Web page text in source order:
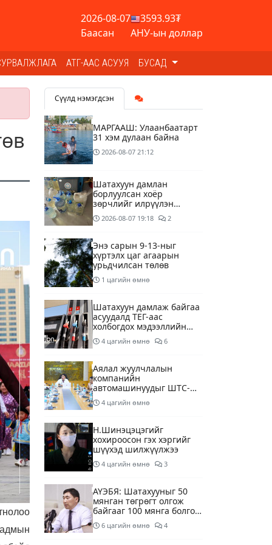
2026-08-07
Баасан
3593.93₮
АНУ-ын доллар
АТГ-ААС АСУУЯ БУСАД
Сүүлд нэмэгдсэн
МАРГААШ: Улаанбаатарт
31 хэм дулаан байна
2026-08-07 21:12
Шатахуун дамлан
борлуулсан хоёр
зөрчлийг илрүүлэн
шалгаж байна
2026-08-07 19:18 2
Энэ сарын 9-13-ныг
хүртэлх цаг агаарын
урьдчилсан төлөв
1 цагийн өмнө
Шатахуун дамлаж байгаа
асуудалд ТЕГ-аас
холбогдох мэдээллийн
дагуу шалгалтын
ажиллагааг эрчимжүүлж
4 цагийн өмнө 6
Аялал жуулчлалын
компанийн
автомашинуудыг ШТС-
ууд хязгаарлалтгүйгээр
шатахуун олгох
4 цагийн өмнө
Н.Шинэцэцэгийг
хохироосон гэх хэргийг
шүүхэд шилжүүлжээ
4 цагийн өмнө 3
АҮЭБЯ: Шатахууныг 50
мянган төгрөгт олгож
байгааг 100 мянга болгож
нэмэгдүүлэхээр ажиллаж
байна
6 цагийн өмнө 4